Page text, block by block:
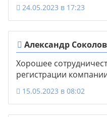
24.05.2023 в 17:23
Александр Соколов
Хорошее
регистрации
15.05.2023 в 08:02